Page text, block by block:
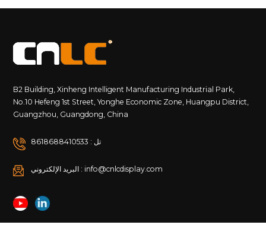
B2 Building, Xinheng Intelligent Manufacturing Industrial Park,
No.10 Hefeng 1st Street, Yonghe Economic Zone, Huangpu District,
Guangzhou, Guangdong, China
تل : 8618688410533
البريد الإلكتروني : info@cnlcdisplay.com